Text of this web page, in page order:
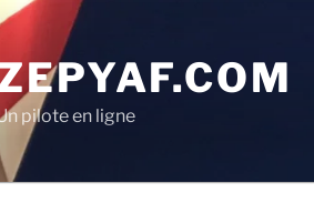
pilote en ligne